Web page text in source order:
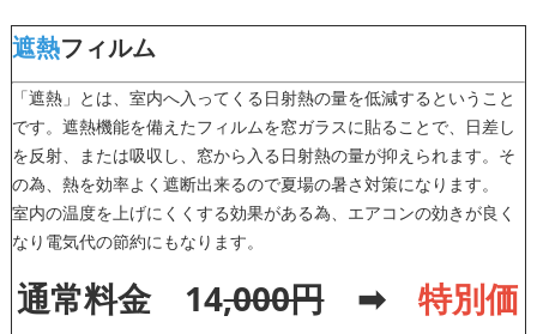
遮熱フィルム
「遮熱」とは、室内へ入ってくる日射熱の量を低減するということ
です。遮熱機能を備えたフィルムを窓ガラスに貼ることで、日差し
を反射、または吸収し、窓から入る日射熱の量が抑えられます。そ
の為、熱を効率よく遮断出来るので夏場の暑さ対策になります。
室内の温度を上げにくくする効果がある為、エアコンの効きが良く
なり電気代の節約にもなります。
通常料金 14,000円➡
特別価